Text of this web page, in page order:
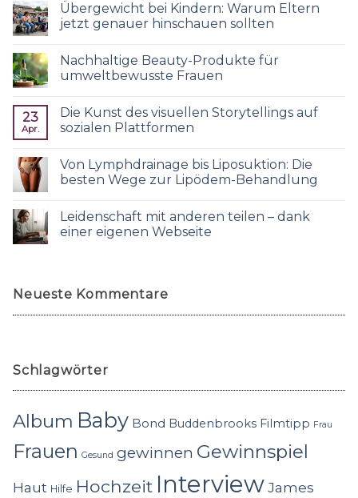
Übergewicht bei Kindern: Warum Eltern
jetzt genauer hinschauen sollten
Nachhaltige Beauty-Produkte für
umweltbewusste Frauen
23
Apr.
Die Kunst des visuellen Storytellings auf
sozialen Plattformen
Von Lymphdrainage bis Liposuktion: Die
besten Wege zur Lipödem-Behandlung
Leidenschaft mit anderen teilen – dank
einer eigenen Webseite
Neueste Kommentare
Schlagwörter
Album Baby Bond Buddenbrooks Filmtipp Frau
Frauen Gesund gewinnen Gewinnspiel
Haut Hilfe Hochzeit InterviewJames